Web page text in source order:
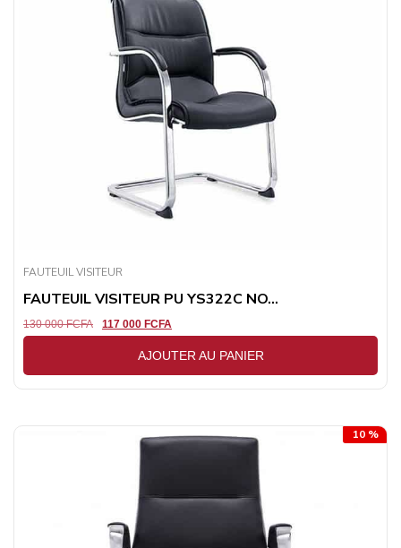
FAUTEUIL VISITEUR
FAUTEUIL VISITEUR PU YS322C NO...
130 000FCFA 117 000 FCFA
AJOUTER AU PANIER
10 %